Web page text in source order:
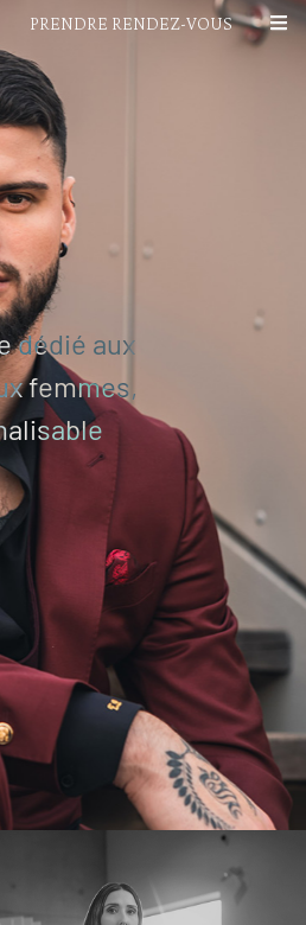
PRENDRE RENDEZ-VOUS
dédié aux
femmes,